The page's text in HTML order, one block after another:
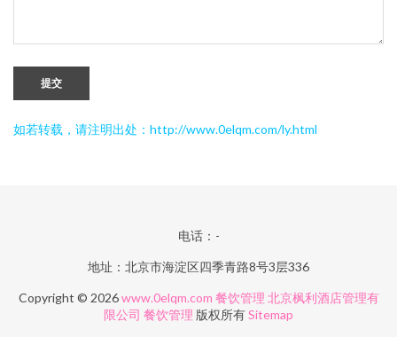
提交
如若转载，请注明出处：http://www.0elqm.com/ly.html
电话：-
地址：北京市海淀区四季青路8号3层336
Copyright © 2026www.0elqm.com 餐饮管理 北京枫利酒店管理有
限公司 餐饮管理 版权所有Sitemap